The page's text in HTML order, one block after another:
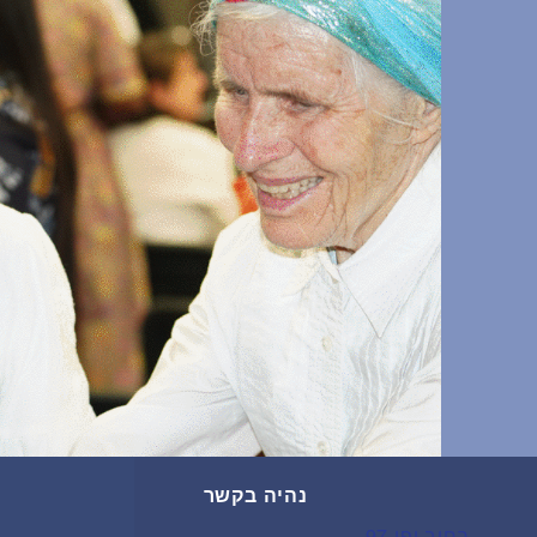
נהיה בקשר